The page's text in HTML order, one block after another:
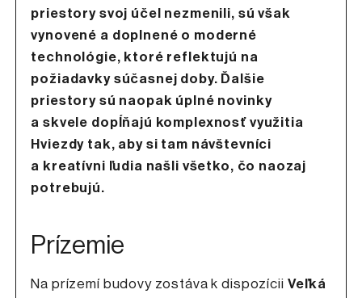
priestory svoj účel nezmenili, sú však
vynovené a doplnené o moderné
technológie, ktoré reflektujú na
požiadavky súčasnej doby. Ďalšie
priestory sú naopak úplné novinky
a skvele dopĺňajú komplexnosť využitia
Hviezdy tak, aby si tam návštevníci
a kreatívni ľudia našli všetko, čo naozaj
potrebujú.
Prízemie
Na prízemí budovy zostáva k dispozícii Veľká